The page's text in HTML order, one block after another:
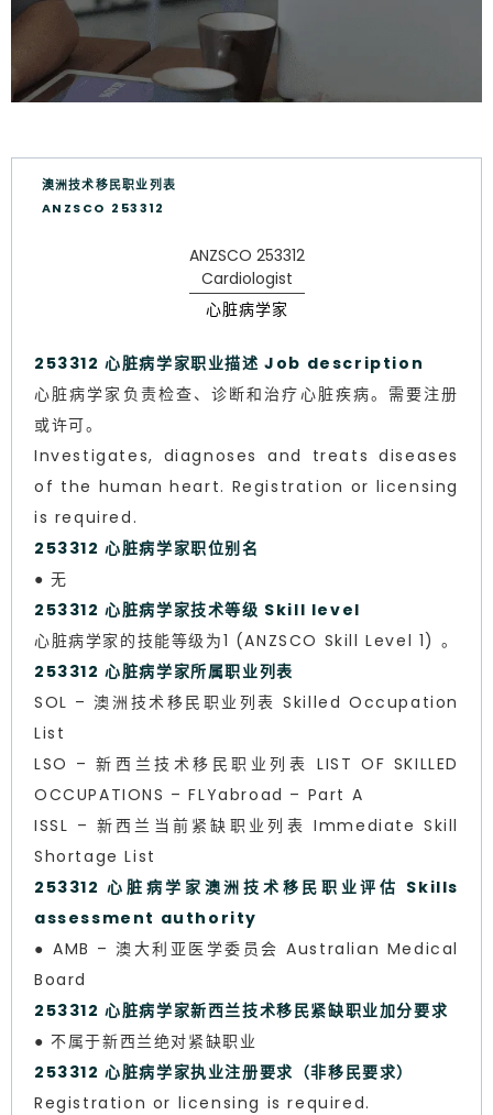
澳洲技术移民职业列表
ANZSCO 253312
ANZSCO 253312
Cardiologist
心脏病学家
253312 心脏病学家职业描述 Job description
心脏病学家负责检查、诊断和治疗心脏疾病。需要注册
或许可。
Investigates, diagnoses and treats diseases
of the human heart. Registration or licensing
is required.
253312 心脏病学家职位别名
● 无
253312 心脏病学家技术等级 Skill level
心脏病学家的技能等级为1 (ANZSCO Skill Level 1) 。
253312 心脏病学家所属职业列表
SOL – 澳洲技术移民职业列表 Skilled Occupation
List
LSO – 新西兰技术移民职业列表 LIST OF SKILLED
OCCUPATIONS – FLYabroad – Part A
ISSL – 新西兰当前紧缺职业列表 Immediate Skill
Shortage List
253312 心脏病学家澳洲技术移民职业评估 Skills
assessment authority
● AMB – 澳大利亚医学委员会 Australian Medical
Board
253312 心脏病学家新西兰技术移民紧缺职业加分要求
● 不属于新西兰绝对紧缺职业
253312 心脏病学家执业注册要求（非移民要求）
Registration or licensing is required.